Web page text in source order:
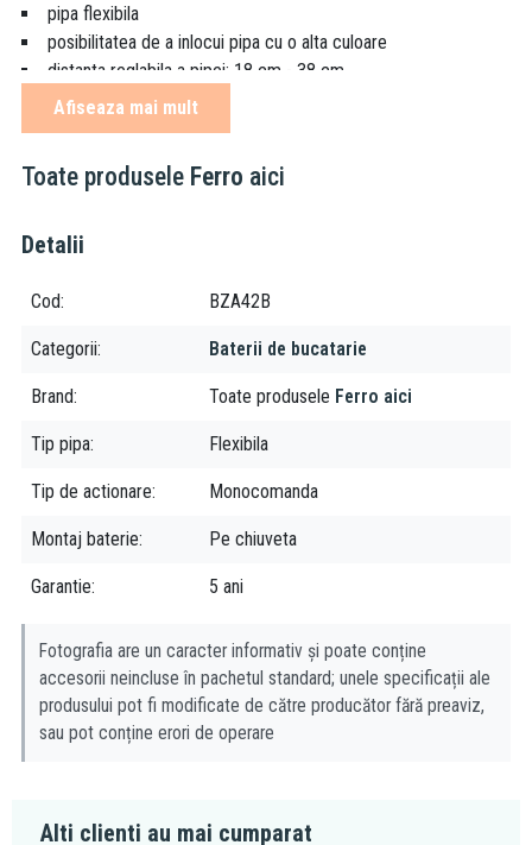
pipa flexibila
posibilitatea de a inlocui pipa cu o alta culoare
distanta reglabila a pipei: 18 cm - 38 cm
inaltime reglabila a pipei: 29 cm - 44 cm
Ferro este una dintre cele mai puternice companii producatoare
sud-estul Europei. Fiind prezenta pe piata de mai bine de 20 de
ani, grupul Ferro isi asigura locul prin faptul ca produsele lor
vizeaza o calitate excelenta, la preturi accesibile tuturor.
Afiseaza mai mult
Toate produsele Ferro aici
Detalii
Cod BZA42B
Categorii Baterii de bucatarie
Brand Toate produsele Ferro aici
Tip pipa Flexibila
Tip de actionare Monocomanda
Montaj baterie Pe chiuveta
Garantie 5 ani
Fotografia are un caracter informativ și poate conține
accesorii neincluse în pachetul standard; unele specificații ale
produsului pot fi modificate de către producător fără preaviz,
sau pot conține erori de operare
Alti clienti au mai cumparat